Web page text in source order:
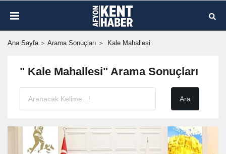
Ana Sayfa Arama Sonuçları Kale Mahallesi
" Kale Mahallesi" Arama Sonuçları